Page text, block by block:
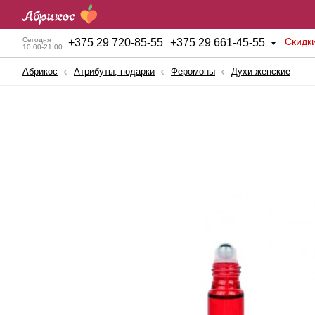
Сегодня
10:00-21:00
+375 29 720-85-55 +375 29 661-45-55
Страпоны
Фаллопротезы
Фаллоимитаторы
Абрикос Атрибуты, подарки Феромоны Духи женские